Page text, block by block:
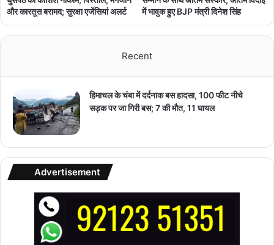
और कारतूस बरामद; सुरक्षा एजेंसियां अलर्ट
में भावुक हुए BJP मंत्री दिनेश सिंह
Recent
हिमाचल के चंबा में दर्दनाक बस हादसा, 100 फीट नीचे
सड़क पर जा गिरी बस; 7 की मौत, 11 घायल
Advertisement